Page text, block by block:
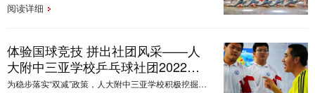
阅读详细
体验国球竞技 拼出社团风采——人
大附中三亚学校乒乓球社团2022
年“迎新杯”乒乓球赛
为稳步落实“双减”政策，人大附中三亚学校积极挖掘潜力，发展国球运动，提高竞技技能，培养合作精神，丰富学生的校园文化生活，营造健康向上的校园体育文化氛围，学校统一规划，以学生组织，专人指导的方式，1月4日，校乒乓球中心落成，乒乓球社团举行2022年“迎新杯”乒乓球赛。